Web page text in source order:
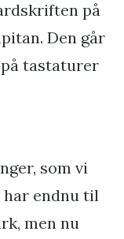
på
Den går
tastaturer
som vi
endnu til
men nu